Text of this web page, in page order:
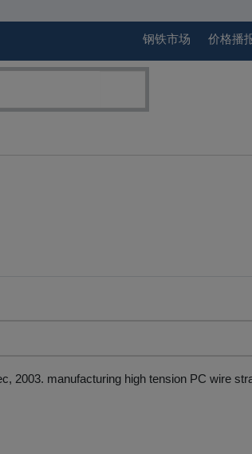
钢铁市场 价格播
2003. manufacturing high tension PC wire